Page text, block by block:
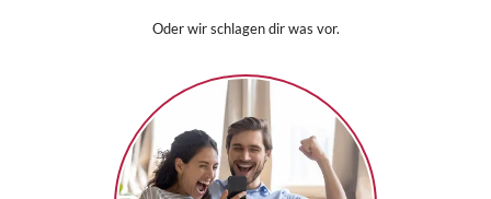
Oder wir schlagen dir was vor.